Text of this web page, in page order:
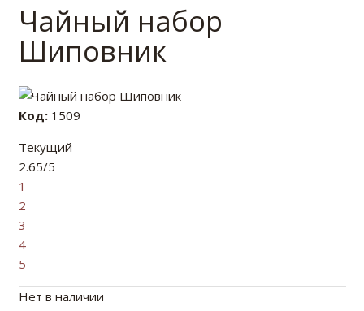
Чайный набор
Шиповник
Код:1509
Текущий
2.65/5
1
2
3
4
5
Нет в наличии